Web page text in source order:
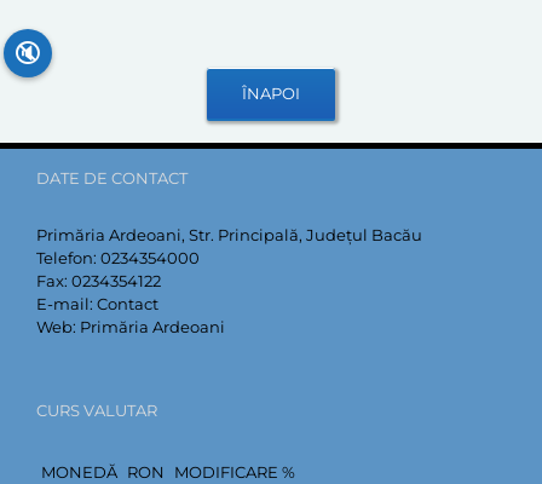
DATE DE CONTACT
Primăria Ardeoani, Str. Principală, Județul Bacău
Telefon: 0234354000
Fax: 0234354122
E-mail: Contact
Web: Primăria Ardeoani
CURS VALUTAR
MONEDĂ RON
MODIFICARE %
🔇